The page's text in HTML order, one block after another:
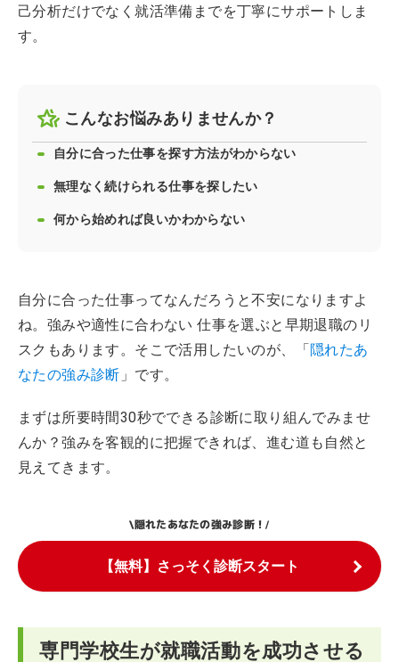
己分析だけでなく就活準備までを丁寧にサポートしま
す。
こんなお悩みありませんか？
自分に合った仕事を探す方法がわからない
無理なく続けられる仕事を探したい
何から始めれば良いかわからない
自分に合った仕事ってなんだろうと不安になりますよ
ね。強みや適性に合わない 仕事を選ぶと早期退職のリ
スクもあります。そこで活用したいのが、「隠れたあ
なたの強み診断 」です。
まずは所要時間30秒でできる診断に取り組んでみませ
んか？強みを客観的に把握できれば、進む道も自然と
見えてきます。
\隠れたあなたの強み診断！/
【無料】さっそく診断スタート
専門学校生が就職活動を成功させる